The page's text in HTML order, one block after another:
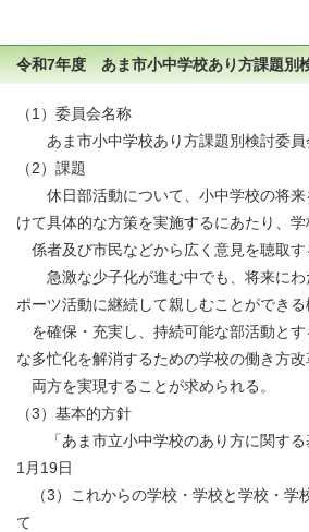
令和7年度 あま市小中学校あり方課題別
（1）委員会名称
あま市小中学校あり方課題別検討委員
（2）課題
休日部活動について、小中学校の将来
けて具体的な方策を実施するにあたり、学
係者及び市民などから広く意見を聴取す
急激な少子化が進む中でも、将来にわ
ポーツ活動に継続して親しむことができる
を確保・充実し、持続可能な部活動と
な多忙化を解消するための学校の働き方改
両方を実現することが求められる。
（3）基本的方針
「あま市立小中学校のあり方に関す
1月19日
（3）これからの学校・学校と学校・学
て